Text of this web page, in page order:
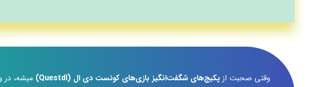
وقتی صحبت از پکیج‌های شگفت‌انگیز بازی‌های کوئست دی ال (Questdl)
میشه، در